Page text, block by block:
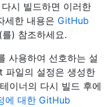
시 빌드하면 이러한
세한 내용은 GitHub
를) 참조하세요.
사용하여 선호하는 설
파일의 설정은 생성한
이너의 다시 빌드 후에
에 대한 GitHub